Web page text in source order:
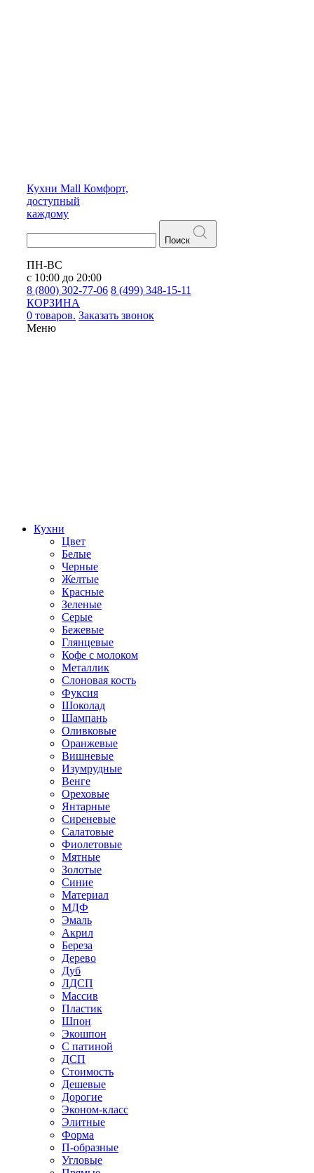
Кухни Mall Комфорт,
доступный
каждому
Поиск
ПН-ВС
с 10:00 до 20:00
8 (800) 302-77-06 8 (499) 348-15-11
КОРЗИНА
0 товаров. Заказать звонок
Меню
Кухни
Цвет
Белые
Черные
Желтые
Красные
Зеленые
Серые
Бежевые
Глянцевые
Кофе с молоком
Металлик
Слоновая кость
Фуксия
Шоколад
Шампань
Оливковые
Оранжевые
Вишневые
Изумрудные
Венге
Ореховые
Янтарные
Сиреневые
Салатовые
Фиолетовые
Мятные
Золотые
Синие
Материал
МДФ
Эмаль
Акрил
Береза
Дерево
Дуб
ЛДСП
Массив
Пластик
Шпон
Экошпон
С патиной
ДСП
Стоимость
Дешевые
Дорогие
Эконом-класс
Элитные
Форма
П-образные
Угловые